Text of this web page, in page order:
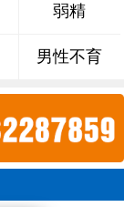
弱精
男性不育